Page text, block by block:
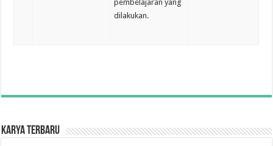
pembelajaran yang
dilakukan.
Karya Terbaru